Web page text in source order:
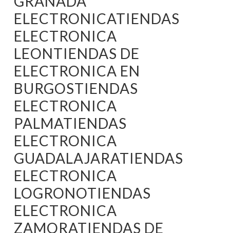
ELECTRONICATIENDAS
ELECTRONICA
LEONTIENDAS DE
ELECTRONICA EN
BURGOSTIENDAS
ELECTRONICA
PALMATIENDAS
ELECTRONICA
GUADALAJARATIENDAS
ELECTRONICA
LOGRONOTIENDAS
ELECTRONICA
ZAMORATIENDAS DE